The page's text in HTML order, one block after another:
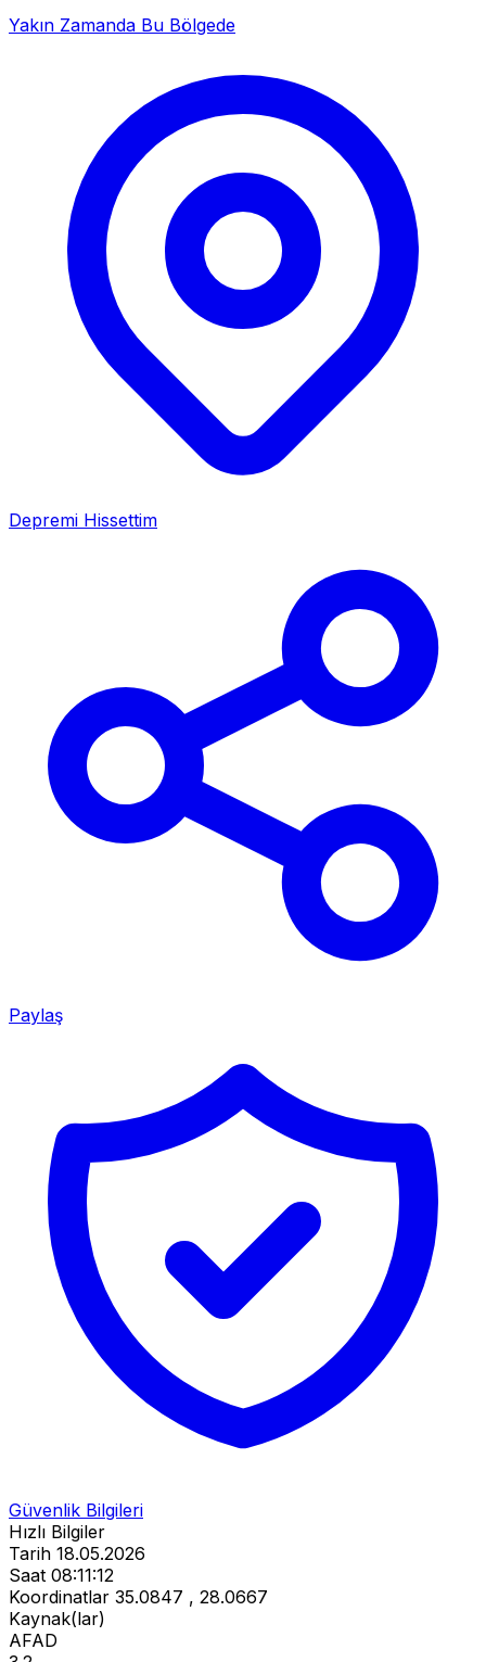
Yakın Zamanda Bu Bölgede
Depremi Hissettim
Paylaş
Güvenlik Bilgileri
Hızlı Bilgiler
Tarih 18.05.2026
Saat 08:11:12
Koordinatlar 35.0847 , 28.0667
Kaynak(lar)
AFAD